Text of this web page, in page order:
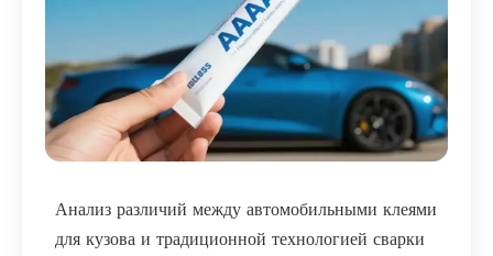
Анализ различий между автомобильными клеями
для кузова и традиционной технологией сварки